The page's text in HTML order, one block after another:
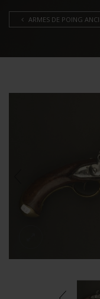
ARMES DE POING